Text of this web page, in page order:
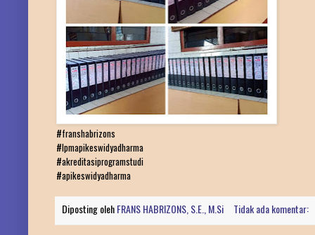
#franshabrizons
#lpmapikeswidyadharma
#akreditasiprogramstudi
#apikeswidyadharma
Diposting olehFRANS HABRIZONS, S.E., M.Si Tidak ada komentar: